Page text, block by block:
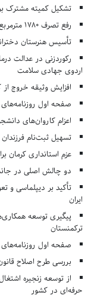
تشکیل کمیته مشترک
رفع تصرف ۱۷۸۰ مترمربع از اراضی ملی روستای سرودار کرج
تأسیس هنرستان
اردوی جهادی سلامت
افزایش وثیقه خروج از کشور
صفحه اول روزنامه‌های 8 مرداد 1405
اعزام کاروان‌های
تسهیل ثبت‌نام
عزم استانداری کرمان
دو چالش اصلی در
تأکید بر دیپلماسی و
ایران
پیگیری توسعه
ترکمنستان
صفحه اول روزنامه‌های 7 مرداد 1405
بررسی طرح اصلاح
از توسعه زنجیره
حرفه‌ای در کشور